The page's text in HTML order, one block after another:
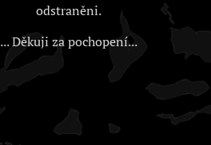
odstraněni.
... Děkuji za pochopení...